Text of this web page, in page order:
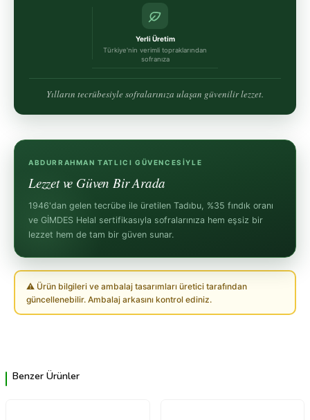
Yerli Üretim
Türkiye'nin verimli topraklarından
sofranıza
Yılların tecrübesiyle sofralarınıza ulaşan güvenilir lezzet.
ABDURRAHMAN TATLICI GÜVENCESIYLE
Lezzet ve Güven Bir Arada
1946'dan gelen tecrübe ile üretilen Tadıbu, %35 fındık oranı
ve GİMDES Helal sertifikasıyla sofralarınıza hem eşsiz bir
lezzet hem de tam bir güven sunar.
⚠ Ürün bilgileri ve ambalaj tasarımları üretici tarafından
güncellenebilir. Ambalaj arkasını kontrol ediniz.
Benzer Ürünler